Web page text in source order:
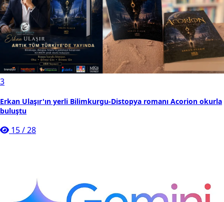
3
Erkan Ulaşır'ın yerli Bilimkurgu-Distopya romanı Acorion okurla
buluştu
15/28